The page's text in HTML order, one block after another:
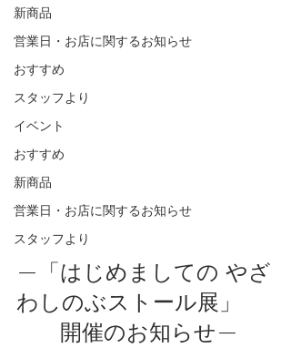
新商品
営業日・お店に関するお知らせ
おすすめ
スタッフより
イベント
おすすめ
新商品
営業日・お店に関するお知らせ
スタッフより
— 「はじめましての やざ
わしのぶストール展」
開催のお知らせ—